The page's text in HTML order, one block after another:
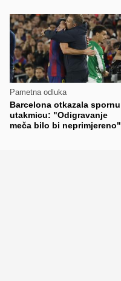
Pametna odluka
Barcelona otkazala spornu
utakmicu: "Odigravanje
meča bilo bi neprimjereno"